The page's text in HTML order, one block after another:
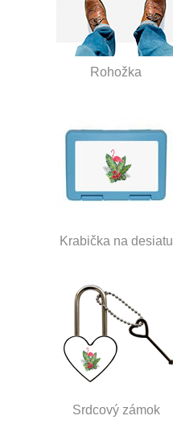
Rohožka
Krabička na desiatu
Srdcový zámok